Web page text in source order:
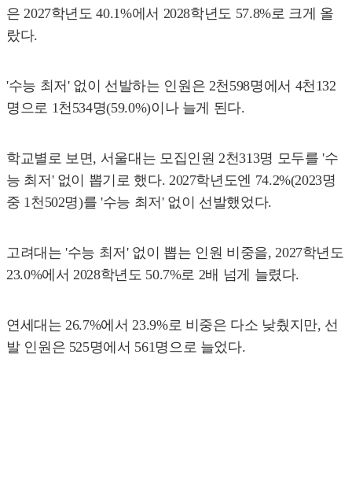
은 2027학년도 40.1%에서 2028학년도 57.8%로 크게 올
랐다.
'수능 최저' 없이 선발하는 인원은 2천598명에서 4천132
명으로 1천534명(59.0%)이나 늘게 된다.
학교별로 보면, 서울대는 모집인원 2천313명 모두를 '수
능 최저' 없이 뽑기로 했다. 2027학년도엔 74.2%(2023명
중 1천502명)를 '수능 최저' 없이 선발했었다.
고려대는 '수능 최저' 없이 뽑는 인원 비중을, 2027학년도
23.0%에서 2028학년도 50.7%로 2배 넘게 늘렸다.
연세대는 26.7%에서 23.9%로 비중은 다소 낮췄지만, 선
발 인원은 525명에서 561명으로 늘었다.